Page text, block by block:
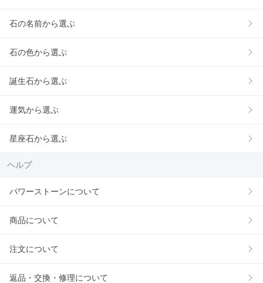
石の名前から選ぶ
石の色から選ぶ
誕生石から選ぶ
運気から選ぶ
星座石から選ぶ
ヘルプ
パワーストーンについて
商品について
注文について
返品・交換・修理について